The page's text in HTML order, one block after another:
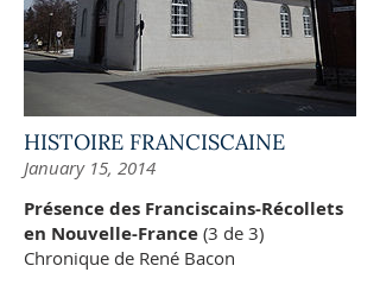
HISTOIRE FRANCISCAINE
January 15, 2014
Présence des Franciscains-Récollets
en Nouvelle-France (3 de 3)
Chronique de René Bacon